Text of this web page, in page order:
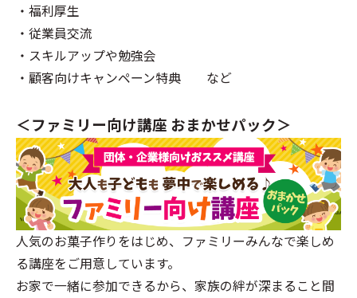
・福利厚生
・従業員交流
・スキルアップや勉強会
・顧客向けキャンペーン特典 など
＜ファミリー向け講座 おまかせパック＞
人気のお菓子作りをはじめ、ファミリーみんなで楽しめ
る講座をご用意しています。
お家で一緒に参加できるから、家族の絆が深まること間